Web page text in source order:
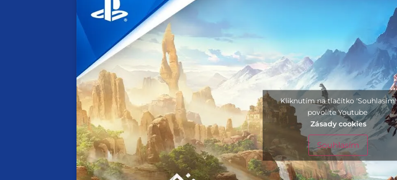
Kliknutím na tlačítko 'Souhlasím'
povolíte Youtube
Zásady cookies
Souhlasím